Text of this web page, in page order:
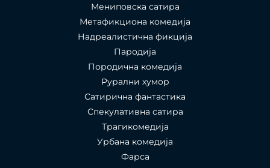
Мениповска сатира
Метафикциона комедија
Надреалистична фикција
Пародија
Породична комедија
Рурални хумор
Сатирична фантастика
Спекулативна сатира
Трагикомедија
Урбана комедија
Фарса